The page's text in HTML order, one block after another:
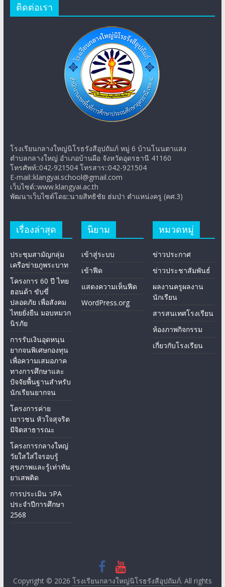
ติดต่อเรา
โรงเรียนกลางใหญ่นิโรธรังสีอุปถัมภ์ หมู่ 6 บ้านโนนตาแสง
ตำบลกลางใหญ่ อำเภอบ้านผือ จังหวัดอุดรธานี 41160
โทรศัพท์::042-921504 โทรสาร::042-921504
E-mail::klangyai.school@gmail.com
เว็บไซต์::www.klangyai.ac.th
พัฒนาเว็บไซต์โดย::นายสิทธิชัย ฮ่มป่า ตำแหน่งครู (คศ.3)
เรื่องล่าสุด
ประชุมสามัญกลุ่ม
เครือข่ายภูพระบาท
โครงการ 60 ปี ไทย
ฮอนด้า ขับขี่
ปลอดภัย เพื่อสังคม
ไทยยั่งยืน มอบหมวก
นิรภัย
การรับเงินอุดหนุน
ยากจนพิเศษกองทุน
เพื่อความเสมอภาค
ทางการศึกษาและ
ปัจจัยพื้นฐานสำหรับ
นักเรียนยากจน
โครงการค่าย
เยาวชน หัวใจสุจริต
มีจิตสาธารณะ
โครงการกลางใหญ่
วัยใสใส่ใจรอบรู้
สุขภาพและรู้เท่าทัน
ยาเสพติด
การประเมิน วPA
ประจำปีการศึกษา
2568
นิยาม
เข้าสู่ระบบ
เข้าฟีด
แสดงความเห็นฟีด
WordPress.org
หมวดหมู่
ข่าวประกาศ
ข่าวประชาสัมพันธ์
ผลงานครูผลงาน
นักเรียน
สารสนเทศโรงเรียน
ห้องภาพกิจกรรม
เกี่ยวกับโรงเรียน
Copyright © 2026 โรงเรียนกลางใหญ่นิโรธรังสีอุปถัมภ์. All rights